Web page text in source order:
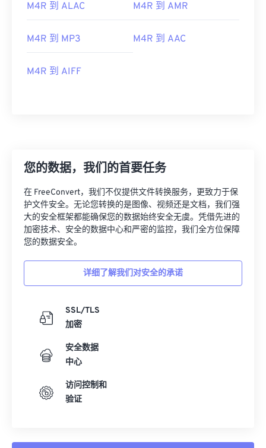
M4R 到 ALAC M4R 到 AMR
M4R 到 MP3 M4R 到 AAC
M4R 到 AIFF
您的数据，我们的首要任务
在 FreeConvert，我们不仅提供文件转换服务，更致力于保
护文件安全。无论您转换的是图像、视频还是文档，我们强
大的安全框架都能确保您的数据始终安全无虞。凭借先进的
加密技术、安全的数据中心和严密的监控，我们全方位保障
您的数据安全。
详细了解我们对安全的承诺
SSL/TLS
加密
安全数据
中心
访问控制和
验证